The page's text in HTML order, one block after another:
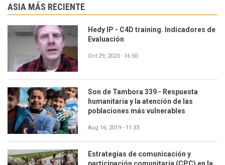
ASIA MÁS RECIENTE
Hedy IP - C4D training. Indicadores de
Evaluación
Oct 29, 2023 - 16:50
Son de Tambora 339 - Respuesta
humanitaria y la atención de las
poblaciones más vulnerables
Aug 16, 2019 - 11:33
Estrategias de comunicación y